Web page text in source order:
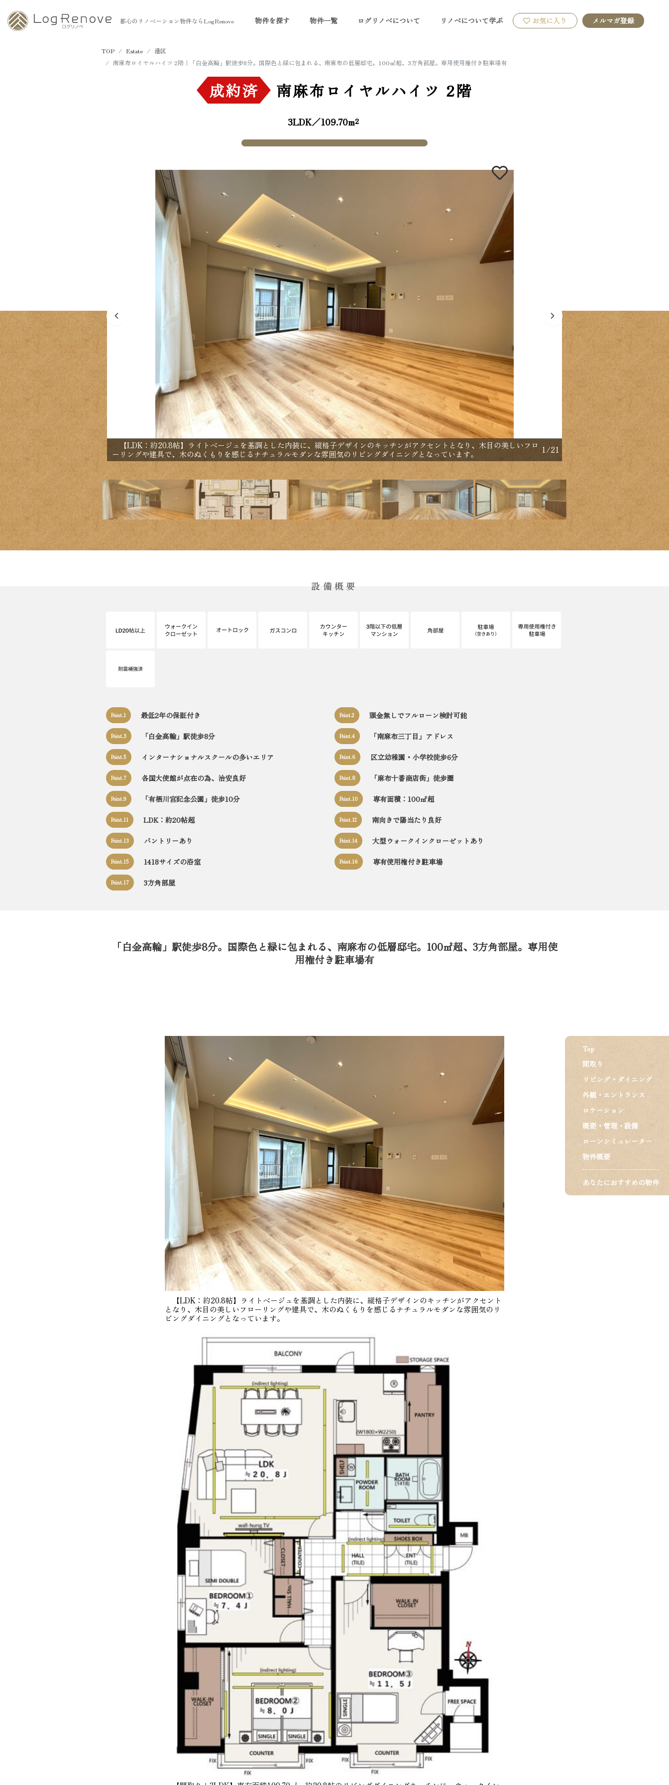
都心のリノベーション物件ならLogRenove 物件を探す 物件一覧 ログリノベについて リノベについて学ぶ お気に入り メルマガ登録
Top
間取り
リビング・ダイニング
外観・エントランス
ロケーション
概要・管理・設備
ローンシミュレーター
物件概要
あなたにおすすめの物件
TOP Estate
港区
南麻布ロイヤルハイツ 2階｜「白金高輪」駅徒歩8分。国際色と緑に包まれる、南麻布の低層邸宅。100㎡超、3方角部屋。専用使用権付き駐車場有
成約済 南麻布ロイヤルハイツ 2階
3LDK／109.70m²
【LDK：約20.8帖】ライトベージュを基調とした内装に、縦格子デザインのキッチンがアクセントとなり、木目の美しいフロ
ーリングや建具で、木のぬくもりを感じるナチュラルモダンな雰囲気のリビングダイニングとなっています。
1/21
【間取り：3LDK】専有
帖・約8.0帖、クローゼッ
す。南向きLDK、3方角
設備概要
Point.1 最低2年の保証付き Point.2 頭金無しでフルローン検討可能
Point.3 「白金高輪」駅徒歩8分 Point.4 「南麻布三丁目」アドレス
Point.5 インターナショナルスクールの多いエリア Point.6 区立幼稚園・小学校徒歩6分
Point.7 各国大使館が点在の為、治安良好 Point.8 「麻布十番商店街」徒歩圏
Point.9 「有栖川宮記念公園」徒歩10分 Point.10 専有面積：100㎡超
Point.11 LDK：約20帖超 Point.12 南向きで陽当たり良好
Point.13 パントリーあり Point.14 大型ウォークインクローゼットあり
Point.15 1418サイズの浴室 Point.16 専有使用権付き駐車場
Point.17 3方角部屋
「白金高輪」駅徒歩8分。国際色と緑に包まれる、南麻布の低層邸宅。100㎡超、3方角部屋。専用使
用権付き駐車場有
【LDK：約20.8帖】ライトベージュを基調とした内装に、縦格子デザインのキッチンがアクセント
となり、木目の美しいフローリングや建具で、木のぬくもりを感じるナチュラルモダンな雰囲気のリ
ビングダイニングとなっています。